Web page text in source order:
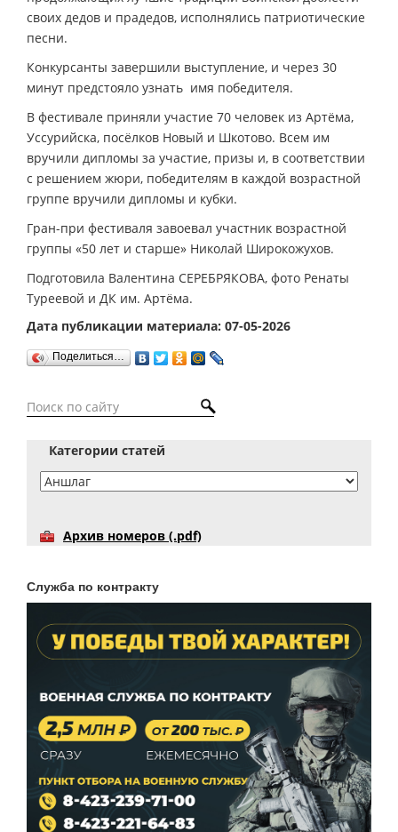
своих дедов и прадедов, исполнялись патриотические
песни.
Конкурсанты завершили выступление, и через 30
минут предстояло узнать имя победителя.
В фестивале приняли участие 70 человек из Артёма,
Уссурийска, посёлков Новый и Шкотово. Всем им
вручили дипломы за участие, призы и, в соответствии
с решением жюри, победителям в каждой возрастной
группе вручили дипломы и кубки.
Гран-при фестиваля завоевал участник возрастной
группы «50 лет и старше» Николай Широкожухов.
Подготовила Валентина СЕРЕБРЯКОВА, фото Ренаты
Туреевой и ДК им. Артёма.
Дата публикации материала: 07-05-2026
Поделиться…
Категории статей
Архив номеров (.pdf)
Служба по контракту